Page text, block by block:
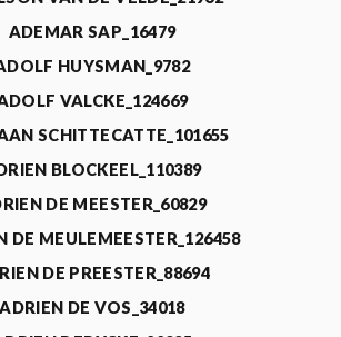
ADEMAR SAP_16479
HUYSMAN_9782
VALCKE_124669
SCHITTECATTE_101655
BLOCKEEL_110389
DE MEESTER_60829
DE MEULEMEESTER_126458
DE PREESTER_88694
ADRIEN DE VOS_34018